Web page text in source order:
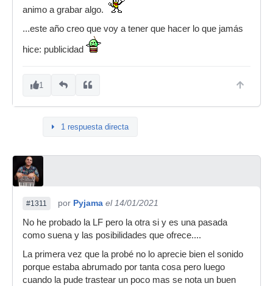
animo a grabar algo.
...este año creo que voy a tener que hacer lo que jamás
hice: publicidad
1
1 respuesta directa
#1311 por Pyjama el 14/01/2021
No he probado la LF pero la otra si y es una pasada
como suena y las posibilidades que ofrece....
La primera vez que la probé no lo aprecie bien el sonido
porque estaba abrumado por tanta cosa pero luego
cuando la pude trastear un poco mas se nota un buen